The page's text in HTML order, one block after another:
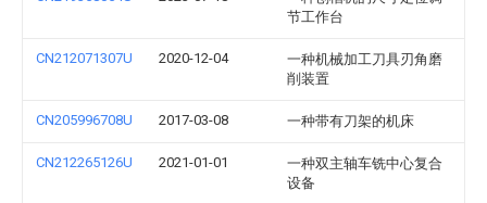
节工作台
CN212071307U 2020-12-04
一种机械加工刀具刃角磨
削装置
CN205996708U 2017-03-08 一种带有刀架的机床
CN212265126U 2021-01-01
一种双主轴车铣中心复合
设备